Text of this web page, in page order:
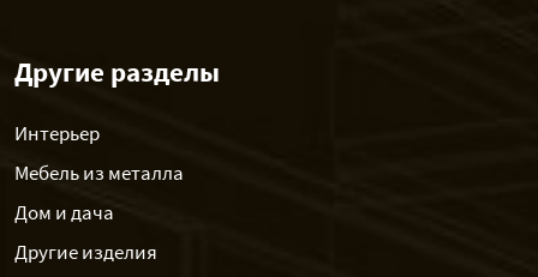
Другие разделы
Интерьер
Мебель из металла
Дом и дача
Другие изделия